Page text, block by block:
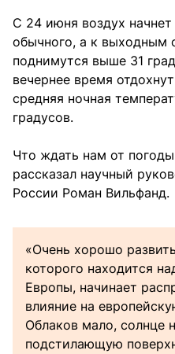
С 24 июня воздух начнет
обычного, а к выходным
поднимутся выше 31
вечернее время
средняя ночная
градусов.
Что ждать нам от
рассказал научный
России Роман Вильфанд.
«Очень хорошо
которого находится
Европы, начинает
влияние на
Облаков мало, солнце
подстилающую